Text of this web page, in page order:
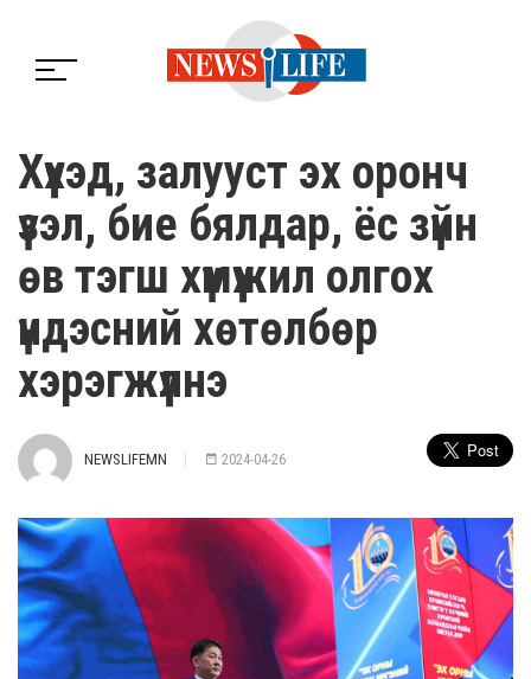
Хүүхэд, залууст эх оронч
үзэл, бие бялдар, ёс зүйн
өв тэгш хүмүүжил олгох
үндэсний хөтөлбөр
хэрэгжүүлнэ
NEWSLIFEMN 2024-04-26